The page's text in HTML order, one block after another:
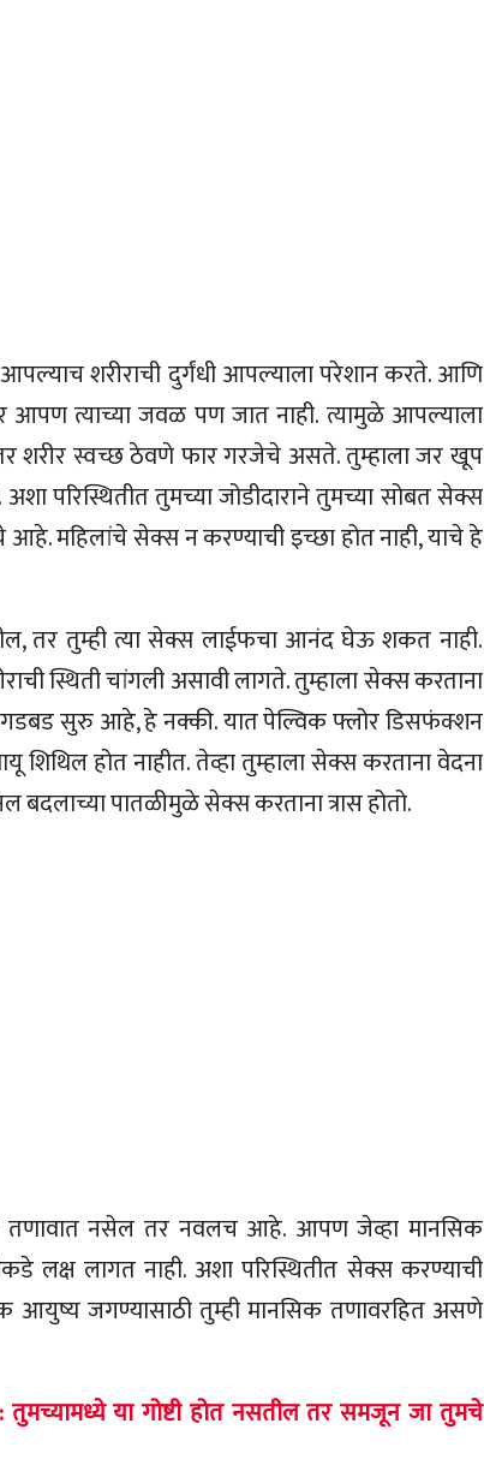
शरीराची दुर्गंधी आपल्याला परेशान करते. आणि
आपण त्याच्या जवळ पण जात नाही. त्यामुळे आपल्याला
स्वच्छ ठेवणे फार गरजेचे असते. तुम्हाला जर खूप
परिस्थितीत तुमच्या जोडीदाराने तुमच्या सोबत सेक्स
महिलांचे सेक्स न करण्याची इच्छा होत नाही, याचे हे
तर तुम्ही त्या सेक्स लाईफचा आनंद घेऊ शकत नाही.
स्थिती चांगली असावी लागते. तुम्हाला सेक्स करताना
गडबड सुरु आहे, हे नक्की. यात पेल्विक फ्लोर डिसफंक्शन
होत नाहीत. तेव्हा तुम्हाला सेक्स करताना वेदना
बदलाच्या पातळीमुळे सेक्स करताना त्रास होतो.
तणावात नसेल तर नवलच आहे. आपण जेव्हा मानसिक
लक्ष लागत नाही. अशा परिस्थितीत सेक्स करण्याची
आयुष्य जगण्यासाठी तुम्ही मानसिक तणावरहित असणे
या गोष्टी होत नसतील तर समजून जा तुमचे